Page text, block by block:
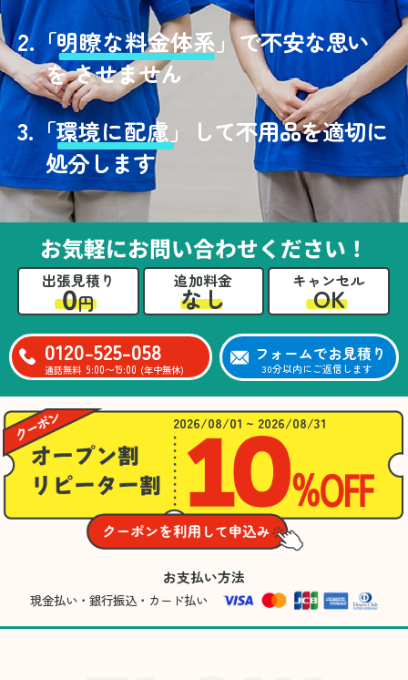
2.「明瞭な料金体系」で不安な思い
を させません
3. 「環境に配慮」
して不用品を適切に
処分します
お気軽にお問い合わせください！
出張見積り
0円
追加料金
なし
キャンセル
OK
0120-525-058
通話無料 9:00〜19:00 (年中無休)
フォームでお見積り
30分以内にご返信します
2026/08/01 ~ 2026/08/31
お支払い方法
現金払い・銀行振込・カード払い